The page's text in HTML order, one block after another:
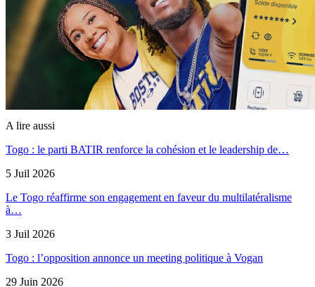
A lire aussi
Togo : le parti BATIR renforce la cohésion et le leadership de…
5 Juil 2026
Le Togo réaffirme son engagement en faveur du multilatéralisme
à…
3 Juil 2026
Togo : l’opposition annonce un meeting politique à Vogan
29 Juin 2026